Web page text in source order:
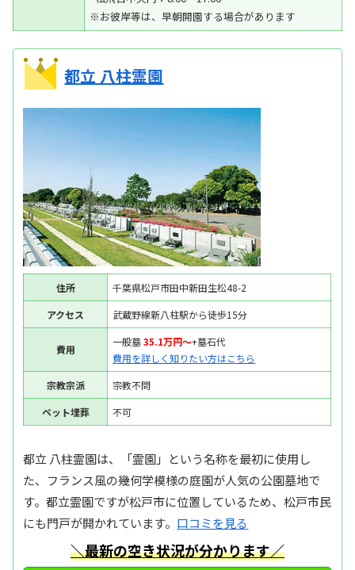
※お彼岸等は、早朝開園する場合があります
都立 八柱霊園
住所
千葉県松戸市田中新田生松48-2
アクセス
武蔵野線新八柱駅から徒歩15分
費用
一般墓35.1万円〜+墓石代
費用を詳しく知りたい方はこちら
宗教宗派
宗教不問
ペット埋葬
不可
都立 八柱霊園は、「霊園」という名称を最初に使用し
た、フランス風の幾何学模様の庭園が人気の公園墓地で
す。都立霊園ですが松戸市に位置しているため、松戸市民
にも門戸が開かれています。 口コミを見る
＼最新の空き状況が分かります／